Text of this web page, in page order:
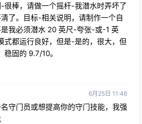
很棒，请做一个摇杆-我潜水时弄坏了
了。目标-相关说明，请制作一个自
我必须潜水 20 英尺-夸张-或-1 英
式都运行良好，但是-是的，很大，但
固的 9.7/10。
6月25日 11:46
守门员或想提高你的守门技能，我强